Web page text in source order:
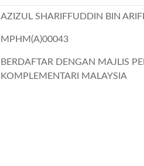
AZIZUL SHARIFFUDDIN BIN
MPHM(A)00043
BERDAFTAR DENGAN MAJLIS
KOMPLEMENTARI MALAYSIA